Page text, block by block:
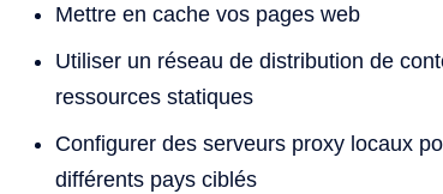
Mettre en cache vos pages web
Utiliser un réseau de distribution de
ressources statiques
Configurer des serveurs proxy locaux
différents pays ciblés